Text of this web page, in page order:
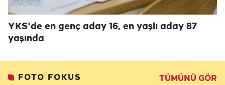
YKS'de en genç aday 16, en yaşlı aday 87
yaşında
FOTO FOKUS TÜMÜNÜ GÖR